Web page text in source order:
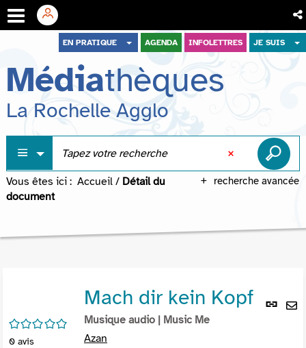
menu
contenu
recherche
EN PRATIQUE AGENDA INFOLETTRES JE SUIS
Médiathèques
La Rochelle Agglo
recherche avancée
Vous êtes ici : Accueil / Détail du
document
Lien
/5
0 avis
Mach dir kein Kopf
Musique audio | Music Me
Azan